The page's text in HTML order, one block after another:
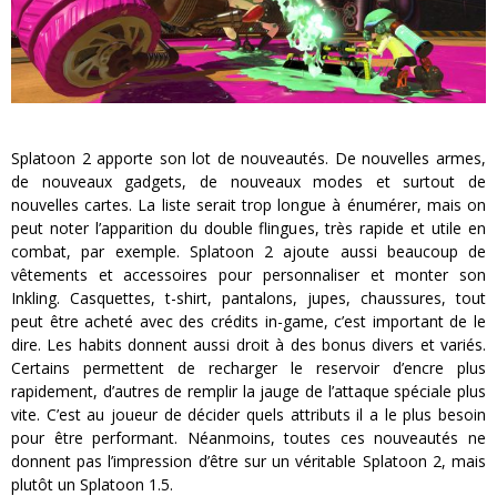
Splatoon 2 apporte son lot de nouveautés. De nouvelles armes,
de nouveaux gadgets, de nouveaux modes et surtout de
nouvelles cartes. La liste serait trop longue à énumérer, mais on
peut noter l’apparition du double flingues, très rapide et utile en
combat, par exemple. Splatoon 2 ajoute aussi beaucoup de
vêtements et accessoires pour personnaliser et monter son
Inkling. Casquettes, t-shirt, pantalons, jupes, chaussures, tout
peut être acheté avec des crédits in-game, c’est important de le
dire. Les habits donnent aussi droit à des bonus divers et variés.
Certains permettent de recharger le reservoir d’encre plus
rapidement, d’autres de remplir la jauge de l’attaque spéciale plus
vite. C’est au joueur de décider quels attributs il a le plus besoin
pour être performant. Néanmoins, toutes ces nouveautés ne
donnent pas l’impression d’être sur un véritable Splatoon 2, mais
plutôt un Splatoon 1.5.